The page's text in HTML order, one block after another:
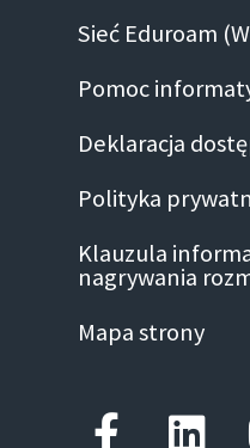
Sieć Eduroam
Pomoc
Deklaracja
Polityka
Klauzula
nagrywania
Mapa strony